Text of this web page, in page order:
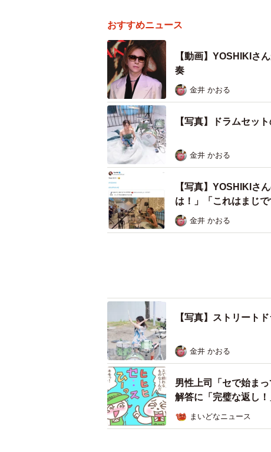
おすすめニュース
【動画】YOSHIKIさ
奏
金井 かおる
【写真】ドラムセッ
金井 かおる
【写真】YOSHIKIさ
は！」「これはまじで
金井 かおる
男性上司「セで始ま
まいどなニュース